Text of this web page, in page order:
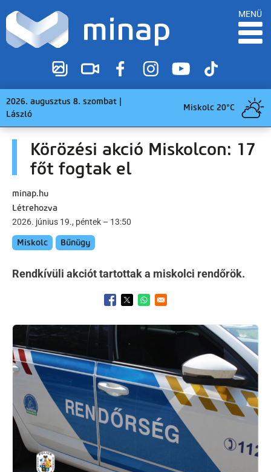
MENÜ
2026. augusztus 8. szombat |
László
Miskolc 20°C
Körözési akció Miskolcon: 17
főt fogtak el
minap.hu
Létrehozva
2026. június 19., péntek – 13:50
Miskolc Bűnügy
Rendkívüli akciót tartottak a miskolci rendőrök.
Opens in a new window
Opens in a new window
Opens in a new window
Kép